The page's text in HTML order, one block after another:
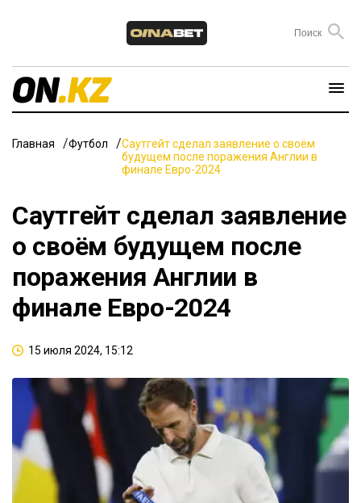
Главная Футбол
Саутгейт сделал заявление о своём
будущем после поражения Англии в
финале Евро-2024
Саутгейт сделал заявление
о своём будущем после
поражения Англии в
финале Евро-2024
15 июля 2024, 15:12